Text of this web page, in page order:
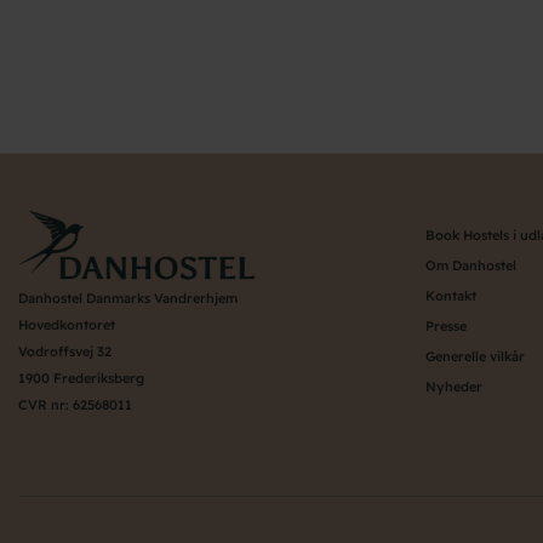
Danhostel Danmarks Vandrerhjem
Hovedkontoret
Vodroffsvej 32
1900 Frederiksberg
CVR nr: 62568011
Book Hostels i
Om Danhostel
Kontakt
Presse
Generelle vilkår
Nyheder